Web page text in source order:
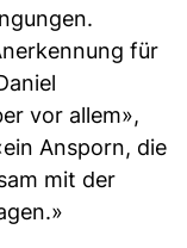
für
vor allem»,
Ansporn, die
mit der